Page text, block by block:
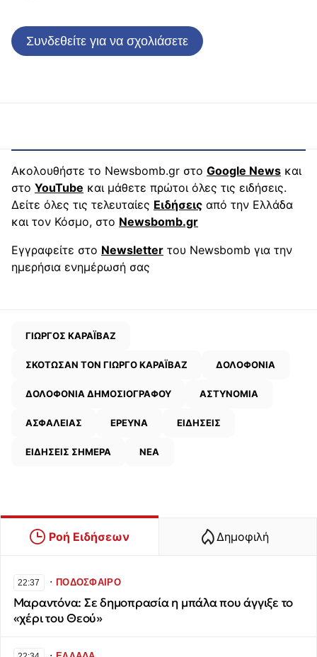
Συνδεθείτε για να σχολιάσετε
Ακολουθήστε το Newsbomb.gr στο Google News και
στο YouTube και μάθετε πρώτοι όλες τις ειδήσεις.
Δείτε όλες τις τελευταίες Ειδήσεις από την Ελλάδα
και τον Κόσμο, στο Newsbomb.gr
Εγγραφείτε στο Newsletter του Newsbomb για την
ημερήσια ενημέρωσή σας
ΓΙΩΡΓΟΣ ΚΑΡΑΪΒΑΖ
ΣΚΟΤΩΣΑΝ ΤΟΝ ΓΙΩΡΓΟ ΚΑΡΑΪΒΑΖ ΔΟΛΟΦΟΝΙΑ
ΔΟΛΟΦΟΝΙΑ ΔΗΜΟΣΙΟΓΡΑΦΟΥ ΑΣΤΥΝΟΜΙΑ
ΑΣΦΑΛΕΙΑΣ ΕΡΕΥΝΑ ΕΙΔΗΣΕΙΣ
ΕΙΔΗΣΕΙΣ ΣΗΜΕΡΑ ΝΕΑ
Ροή Ειδήσεων Δημοφιλή
22:37 ∙ΠΟΔΟΣΦΑΙΡΟ
Μαραντόνα: Σε δημοπρασία η μπάλα που άγγιξε το
«χέρι του Θεού»